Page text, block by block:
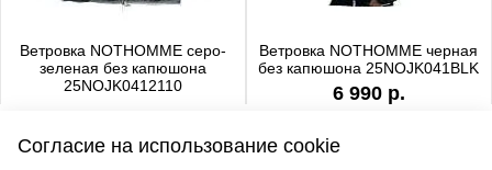
Ветровка NOTHOMME серо-
зеленая без капюшона
25NOJK0412110
Ветровка NOTHOMME черная
без капюшона 25NOJK041BLK
6 990 р.
Согласие на использование cookie